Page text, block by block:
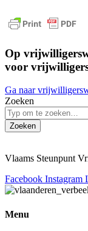
Op
voor
Ga naar
Zoeken
Zoeken
Vlaams Steunpunt
Facebook Instagram
Menu